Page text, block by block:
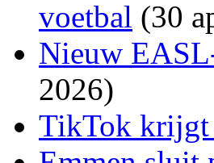
voetbal (30
Nieuw
2026)
TikTok krijgt